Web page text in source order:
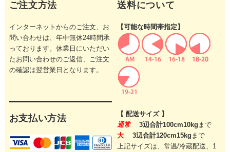
ご注文方法
インターネットからのご注文、お
問い合わせは、年中無休24時間承
っております。休業日にいただい
たお問い合わせのご返信、ご注文
の確認は翌営業日となります。
お支払い方法
送料について
【可能な時間帯指定】
【 配送サイズ 】
通常
3辺合計100cm10kg まで
大
3辺合計120cm15kg まで
上記サイズは、常温/冷蔵配送、1